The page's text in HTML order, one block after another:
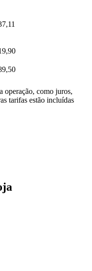
operação, como juros,
tarifas estão incluídas